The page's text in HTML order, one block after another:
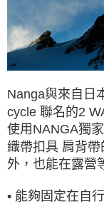
付款後門市自取
免運費
Nanga與來自日
cycle 聯名的2
使用NANGA獨
織帶扣具 肩背
外，也能在露營
• 能夠固定在自